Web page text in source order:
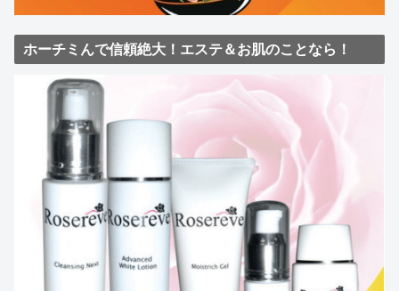
ホーチミんで信頼絶大！エステ＆お肌のことなら！